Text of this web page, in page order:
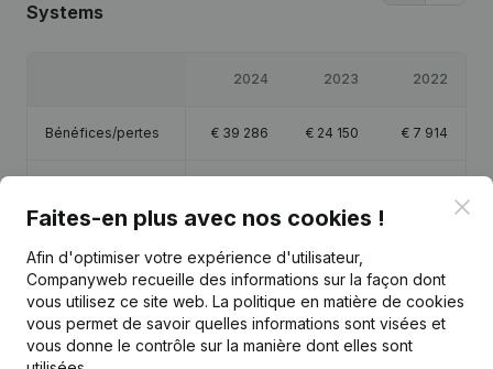
Systems
2024 2023 2022
Bénéfices/pertes € 39 286 € 24 150 € 7 914
Personnel 11,2
Faites-en plus avec nos cookies !
Afin d'optimiser votre expérience d'utilisateur,
Companyweb recueille des informations sur la façon dont
vous utilisez ce site web. La politique en matière de cookies
vous permet de savoir quelles informations sont visées et
vous donne le contrôle sur la manière dont elles sont